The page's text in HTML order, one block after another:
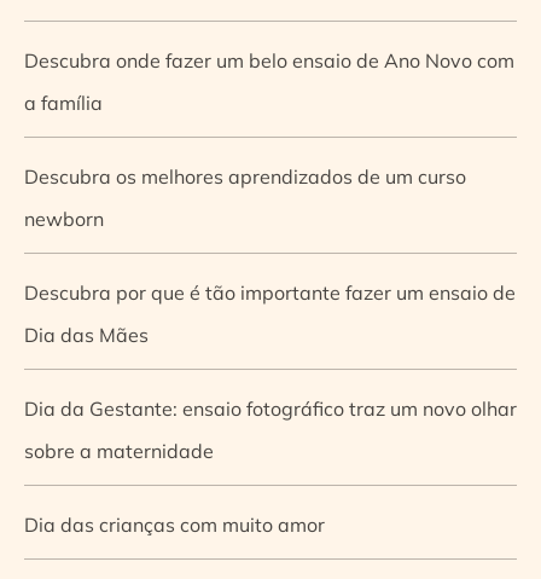
Descubra onde fazer um belo ensaio de Ano Novo com
a família
Descubra os melhores aprendizados de um curso
newborn
Descubra por que é tão importante fazer um ensaio de
Dia das Mães
Dia da Gestante: ensaio fotográfico traz um novo olhar
sobre a maternidade
Dia das crianças com muito amor